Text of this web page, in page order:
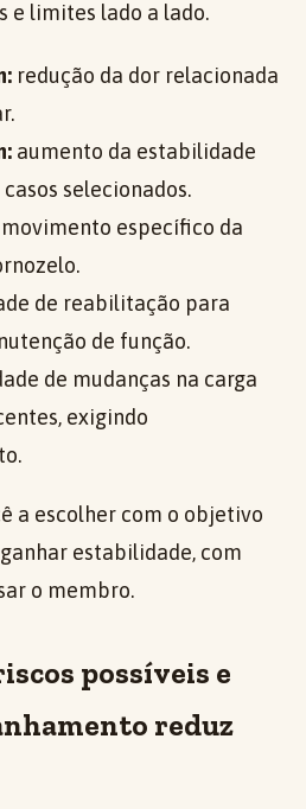
e limites lado a lado.
redução da dor relacionada
aumento da estabilidade
selecionados.
específico da
de reabilitação para
de função.
de mudanças na carga
exigindo
a escolher com o objetivo
estabilidade, com
o membro.
possíveis e
reduz